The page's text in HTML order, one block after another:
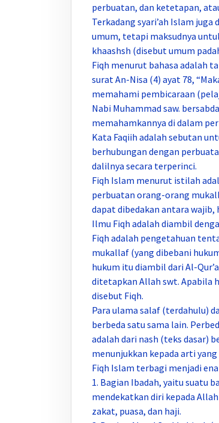
perbuatan, dan ketetapan,
Terkadang syari’ah Islam
umum, tetapi maksudnya
khaashsh (disebut umum
Fiqh menurut bahasa adalah
surat An-Nisa (4) ayat 78,
memahami pembicaraan
Nabi Muhammad saw.
memahamkannya di dalam
Kata Faqiih adalah sebutan
berhubungan dengan
dalilnya secara terperinci.
Fiqh Islam menurut istilah
perbuatan orang-orang
dapat dibedakan antara
Ilmu Fiqh adalah diambil
Fiqh adalah pengetahuan
mukallaf (yang dibebani
hukum itu diambil dari Al-
ditetapkan Allah swt. Apabila
disebut Fiqh.
Para ulama salaf (terdahulu)
berbeda satu sama lain.
adalah dari nash (teks dasar)
menunjukkan kepada arti
Fiqh Islam terbagi menjadi
1. Bagian Ibadah, yaitu suatu
mendekatkan diri kepada
zakat, puasa, dan haji.